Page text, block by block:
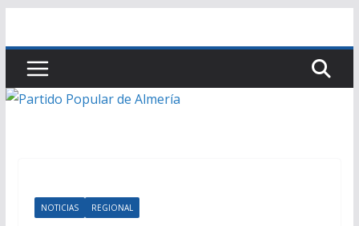
contenido
NOTICIAS REGIONAL